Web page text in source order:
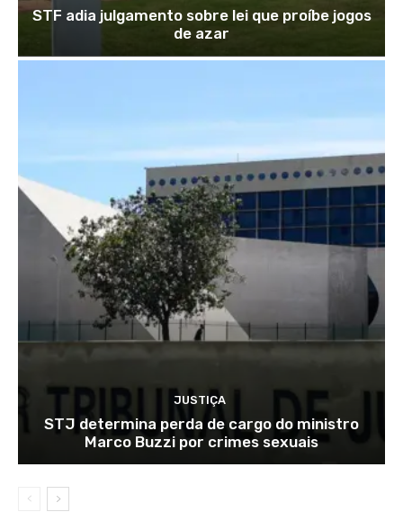
STF adia julgamento sobre lei que proíbe jogos
de azar
JUSTIÇA
STJ determina perda de cargo do ministro
Marco Buzzi por crimes sexuais